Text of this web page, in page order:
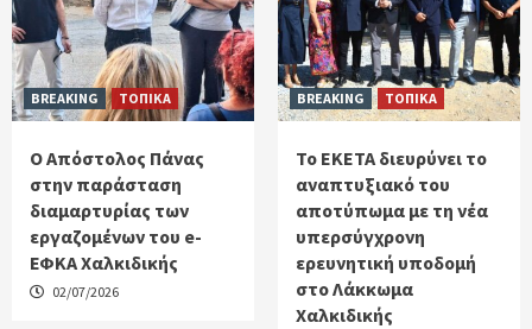
BREAKING ΤΟΠΙΚΑ
Ο Απόστολος Πάνας
στην παράσταση
διαμαρτυρίας των
εργαζομένων του e-
ΕΦΚΑ Χαλκιδικής
02/07/2026
BREAKING ΤΟΠΙΚΑ
Το ΕΚΕΤΑ διευρύνει το
αναπτυξιακό του
αποτύπωμα με τη νέα
υπερσύγχρονη
ερευνητική υποδομή
στο Λάκκωμα
Χαλκιδικής